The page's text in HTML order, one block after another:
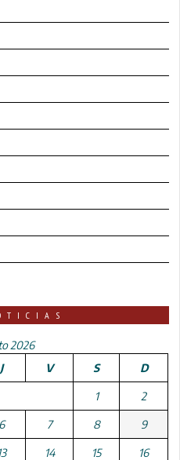
2026
J V S D
1 2
6 7 8 9
14 15 16